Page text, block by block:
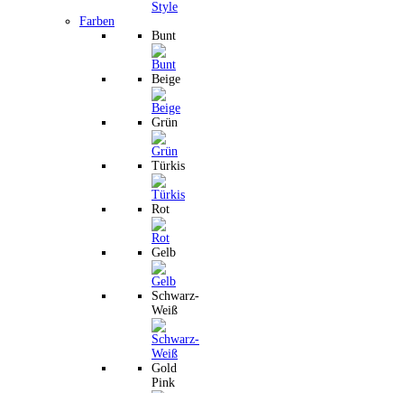
Farben
Bunt
Beige
Grün
Türkis
Rot
Gelb
Schwarz-
Weiß
Gold
Pink